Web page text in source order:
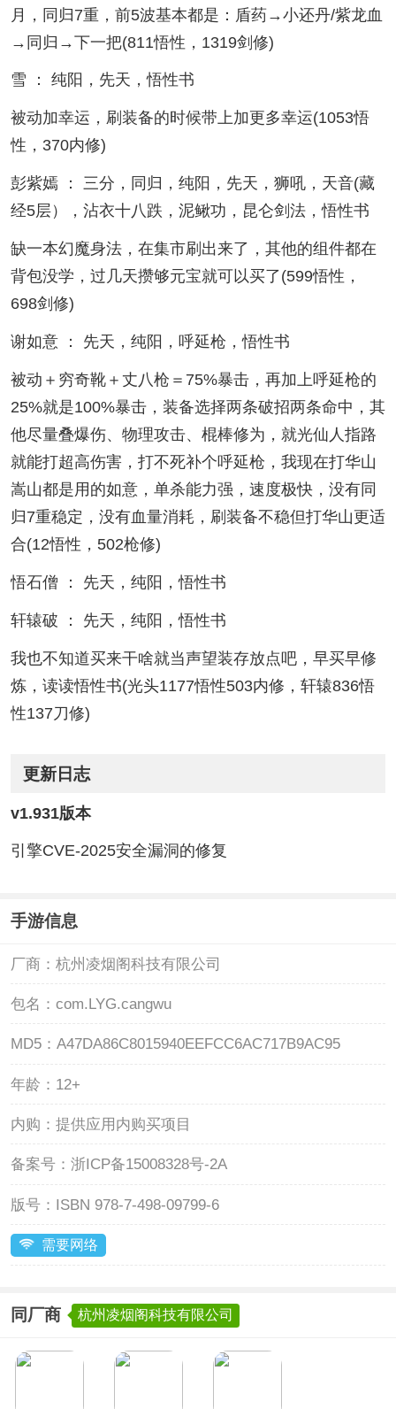
月，同归7重，前5波基本都是：盾药→小还丹/紫龙血
→同归→下一把(811悟性，1319剑修)
雪 ： 纯阳，先天，悟性书
被动加幸运，刷装备的时候带上加更多幸运(1053悟
性，370内修)
彭紫嫣 ： 三分，同归，纯阳，先天，狮吼，天音(藏
经5层），沾衣十八跌，泥鳅功，昆仑剑法，悟性书
缺一本幻魔身法，在集市刷出来了，其他的组件都在
背包没学，过几天攒够元宝就可以买了(599悟性，
698剑修)
谢如意 ： 先天，纯阳，呼延枪，悟性书
被动＋穷奇靴＋丈八枪＝75%暴击，再加上呼延枪的
25%就是100%暴击，装备选择两条破招两条命中，其
他尽量叠爆伤、物理攻击、棍棒修为，就光仙人指路
就能打超高伤害，打不死补个呼延枪，我现在打华山
嵩山都是用的如意，单杀能力强，速度极快，没有同
归7重稳定，没有血量消耗，刷装备不稳但打华山更适
合(12悟性，502枪修)
悟石僧 ： 先天，纯阳，悟性书
轩辕破 ： 先天，纯阳，悟性书
我也不知道买来干啥就当声望装存放点吧，早买早修
炼，读读悟性书(光头1177悟性503内修，轩辕836悟
性137刀修)
更新日志
v1.931版本
引擎CVE-2025安全漏洞的修复
手游信息
厂商： 杭州凌烟阁科技有限公司
包名： com.LYG.cangwu
MD5： A47DA86C8015940EEFCC6AC717B9AC95
年龄： 12+
内购： 提供应用内购买项目
备案号： 浙ICP备15008328号-2A
版号： ISBN 978-7-498-09799-6
需要网络
同厂商 杭州凌烟阁科技有限公司